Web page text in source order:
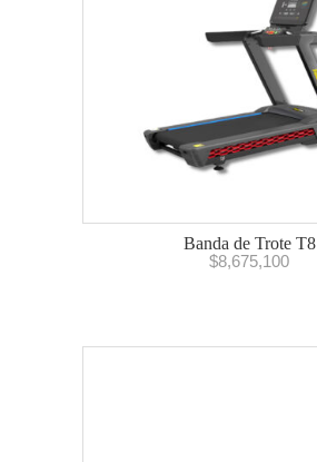
Banda de Trote T8
$8,675,100